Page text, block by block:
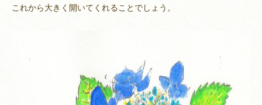
これから大きく開いてくれることでしょう。